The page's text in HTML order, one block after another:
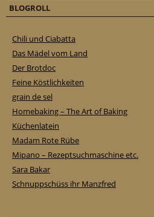
BLOGROLL
Chili und Ciabatta
Das Mädel vom Land
Der Brotdoc
Feine Köstlichkeiten
grain de sel
Homebaking – The Art of Baking
Küchenlatein
Madam Rote Rübe
Mipano – Rezeptsuchmaschine etc.
Sara Bakar
Schnuppschüss ihr Manzfred